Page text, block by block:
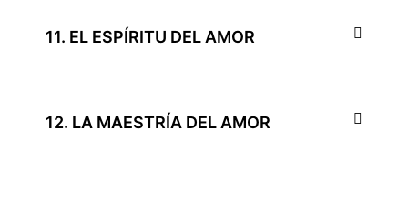
11. EL ESPÍRITU DEL AMOR
12. LA MAESTRÍA DEL AMOR